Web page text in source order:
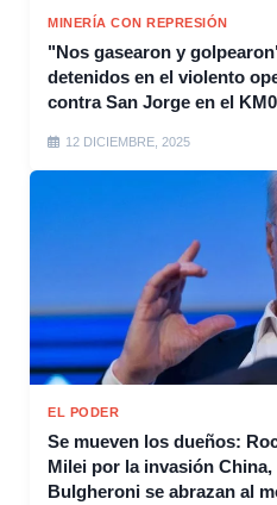
MINERÍA CON REPRESIÓN
"Nos gasearon y
detenidos en el violento
contra San Jorge en el KM0
12 DICIEMBRE, 2025
EL PODER
Se mueven los dueños:
Milei por la invasión
Bulgheroni se abrazan al